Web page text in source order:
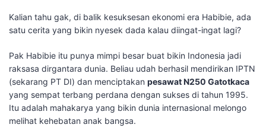
​Kalian tahu gak, di balik kesuksesan ekonomi era Habibie, ada
satu cerita yang bikin nyesek dada kalau diingat-ingat lagi?
​Pak Habibie itu punya mimpi besar buat bikin Indonesia jadi
raksasa dirgantara dunia. Beliau udah berhasil mendirikan IPTN
(sekarang PT DI) dan menciptakan pesawat N250 Gatotkaca
yang sempat terbang perdana dengan sukses di tahun 1995.
Itu adalah mahakarya yang bikin dunia internasional melongo
melihat kehebatan anak bangsa.